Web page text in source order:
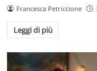
Francesca Petriccione
Leggi di più